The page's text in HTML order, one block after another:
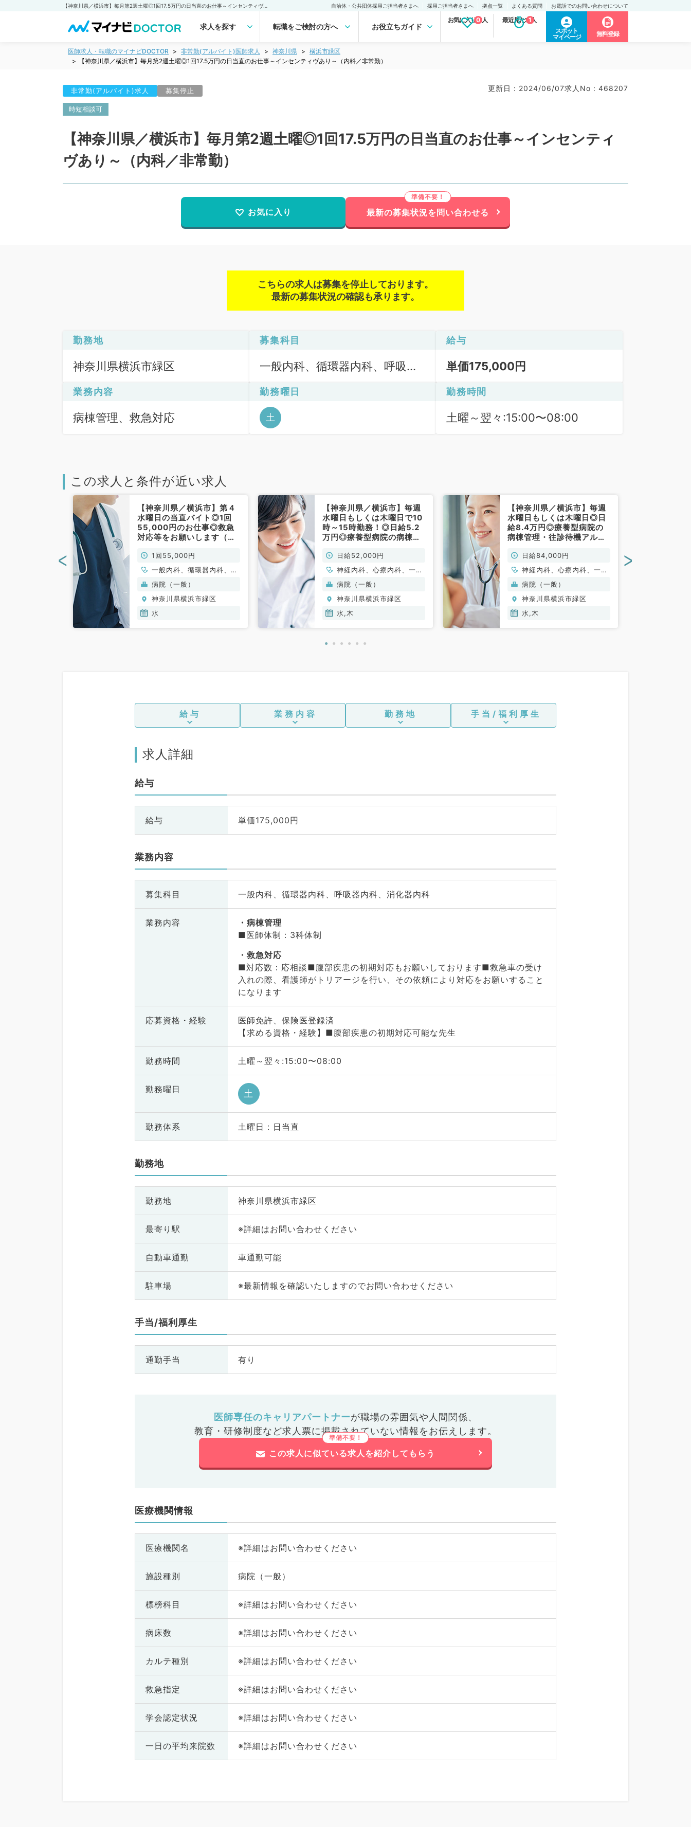
【神奈川県／横浜市】毎月第2週土曜◎1回17.5万円の日当直のお仕事～インセンティヴあり～（内科／非常勤） 非常勤(アルバイト)の求人｜医師の求人・転職・アルバイトは【マイナビDOCTOR】 自治体・公共団体採用ご担当者さまへ 採用ご担当者さまへ 拠点一覧 よくある質問 お電話でのお問い合わせについて
求人を探す 転職をご検討の方へ お役立ちガイド
お気に入り求人
0 最近見た求人
1
スポット
マイページ
無料登録
医師求人・転職のマイナビDOCTOR 非常勤(アルバイト)医師求人 神奈川県
横浜市緑区
【神奈川県／横浜市】毎月第2週土曜◎1回17.5万円の日当直のお仕事～インセンティヴあり～（内科／非常勤）
非常勤(アルバイト)求人 募集停止 更新日 : 2024/06/07求人No : 468207
時短相談可
【神奈川県／横浜市】毎月第2週土曜◎1回17.5万円の日当直のお仕事～インセンティ
ヴあり～（内科／非常勤）
お気に入り 最新の募集状況を問い合わせる
こちらの求人は募集を停止しております。
最新の募集状況の確認も承ります。
勤務地
神奈川県横浜市緑区
募集科目
一般内科、循環器内科、呼吸器
給与
単価175,000円
業務内容
病棟管理、救急対応
勤務曜日
土
勤務時間
土曜～翌々:15:00〜08:00
この求人と条件が近い求人
【神奈川県／横浜市】第４
水曜日の当直バイト◎1回
55,000円のお仕事◎救急
対応等をお願いします（内
1回55,000円
一般内科、循環器内科、消
化器内科、腎臓内科、外科
系全般、一般外科
病院（一般）
神奈川県横浜市緑区
水
【神奈川県／横浜市】毎週
水曜日もしくは木曜日で10
時～15時勤務！◎日給5.2
万円◎療養型病院の病棟管
マイカー通勤可♪（内科系
／非常勤）
日給52,000円
神経内科、心療内科、一般
内科、循環器内科、呼吸器
内科、消化器内科、内分
泌・代謝内科、腎臓内科、
老年内科、膠原病科
病院（一般）
神奈川県横浜市緑区
水,木
【神奈川県／横浜市】毎週
水曜日もしくは木曜日◎日
給8.4万円◎療養型病院の
病棟管理・往診待機アルバ
♪（内科系／非常勤）
日給84,000円
神経内科、心療内科、一般
内科、循環器内科、呼吸器
内科、消化器内科、内分
泌・代謝内科、腎臓内科、
老年内科、膠原病科
病院（一般）
神奈川県横浜市緑区
水,木
< >
給与 業務内容 勤務地 手当/福利厚生
求人詳細
給与
給与 単価175,000円
業務内容
募集科目 一般内科、循環器内科、呼吸器内科、消化器内科
業務内容
病棟管理
■医師体制：3科体制
救急対応
■対応数：応相談■腹部疾患の初期対応もお願いしております■救急車の受け
入れの際、看護師がトリアージを行い、その依頼により対応をお願いすること
になります
応募資格・ 経験
医師免許、保険医登録済
【求める資格・経験】■腹部疾患の初期対応可能な先生
勤務時間 土曜～翌々:15:00〜08:00
勤務曜日 土
勤務体系 土曜日 : 日当直
勤務地
勤務地 神奈川県横浜市緑区
最寄り駅 ※詳細はお問い合わせください
自動車通勤 車通勤可能
駐車場 ※最新情報を確認いたしますのでお問い合わせください
手当/福利厚生
通勤手当 有り
医師専任のキャリアパートナーが職場の雰囲気や人間関係、
教育・研修制度など求人票に掲載されていない情報をお伝えします。
この求人に似ている求人を紹介してもらう
医療機関情報
医療機関名 ※詳細はお問い合わせください
施設種別 病院（一般）
標榜科目 ※詳細はお問い合わせください
病床数 ※詳細はお問い合わせください
カルテ種別 ※詳細はお問い合わせください
救急指定 ※詳細はお問い合わせください
学会認定状況 ※詳細はお問い合わせください
一日の平均来院数 ※詳細はお問い合わせください